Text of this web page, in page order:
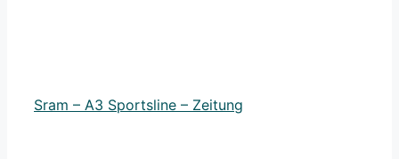
Sram – A3 Sportsline – Zeitung